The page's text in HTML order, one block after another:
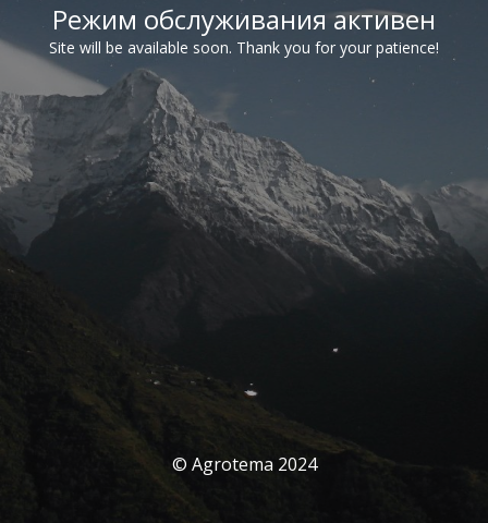
Режим обслуживания активен
Site will be available soon. Thank you for your patience!
© Agrotema 2024